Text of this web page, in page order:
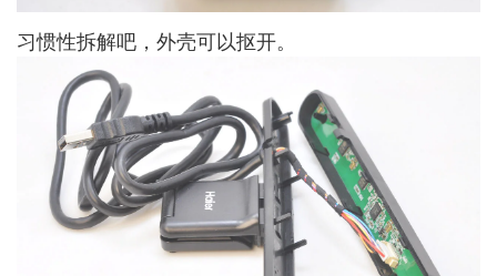
习惯性拆解吧，外壳可以抠开。